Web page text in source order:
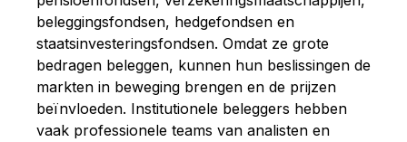
beleggingsfondsen, hedgefondsen en
staatsinvesteringsfondsen. Omdat ze grote
bedragen beleggen, kunnen hun beslissingen de
markten in beweging brengen en de prijzen
beïnvloeden. Institutionele beleggers hebben
vaak professionele teams van analisten en